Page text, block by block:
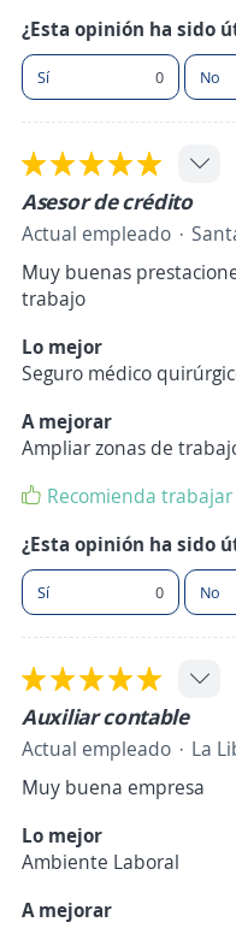
¿Esta opinión ha sido
Sí 0 No
Asesor de crédito
Actual empleado
Muy buenas
trabajo
Lo mejor
Seguro médico
A mejorar
Ampliar zonas de
Recomienda
¿Esta opinión ha sido
Sí 0 No
Auxiliar contable
Actual empleado La
Muy buena empresa
Lo mejor
Ambiente Laboral
A mejorar